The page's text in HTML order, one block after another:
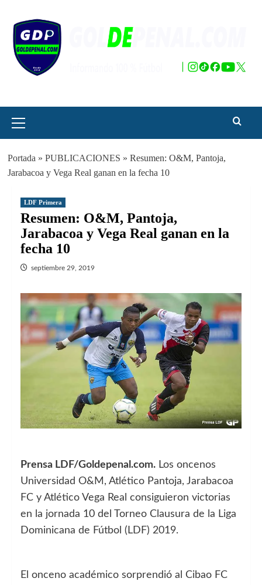
contenido
principal
Portada » PUBLICACIONES » Resumen: O&M, Pantoja,
Jarabacoa y Vega Real ganan en la fecha 10
LDF Primera
Resumen: O&M, Pantoja,
Jarabacoa y Vega Real ganan en la
fecha 10
septiembre 29, 2019
Prensa LDF/Goldepenal.com. Los oncenos
Universidad O&M, Atlético Pantoja, Jarabacoa
FC y Atlético Vega Real consiguieron victorias
en la jornada 10 del Torneo Clausura de la Liga
Dominicana de Fútbol (LDF) 2019.
El onceno académico sorprendió al Cibao FC